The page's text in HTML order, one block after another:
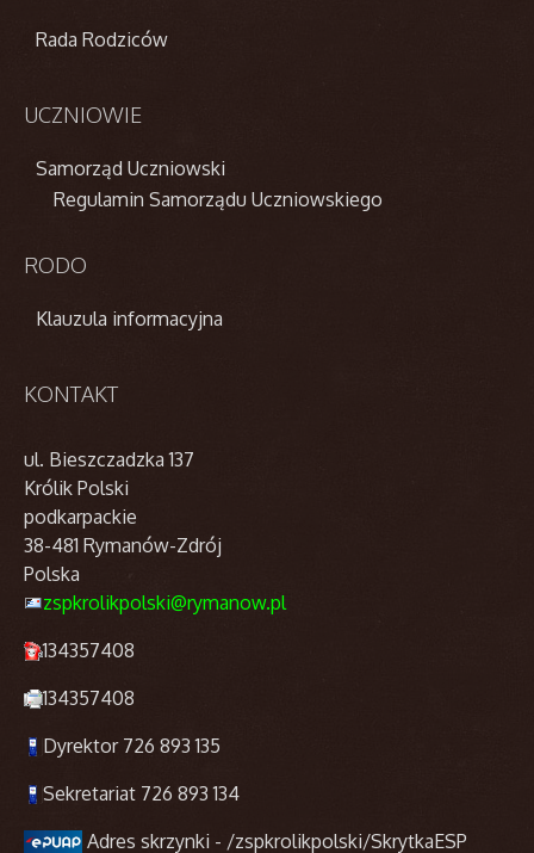
Rada Rodziców
UCZNIOWIE
Samorząd Uczniowski
Regulamin Samorządu Uczniowskiego
RODO
Klauzula informacyjna
KONTAKT
ul. Bieszczadzka 137
Królik Polski
podkarpackie
38-481 Rymanów-Zdrój
Polska
zspkrolikpolski@rymanow.pl
134357408
134357408
Dyrektor 726 893 135
Sekretariat 726 893 134
Adres skrzynki - /zspkrolikpolski/SkrytkaESP